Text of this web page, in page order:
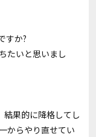
すか?
たいと思いまし
結果的に降格してし
からやり直せてい